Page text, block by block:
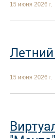
15 июня 2026 г.
15 июня 2026 г.